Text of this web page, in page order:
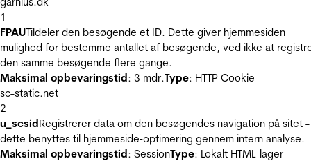
1
FPAUTildeler den besøgende et ID. Dette giver hjemmesiden
mulighed for bestemme antallet af besøgende, ved ikke at
den samme besøgende flere gange.
Maksimal opbevaringstid: 3 mdr.Type: HTTP Cookie
sc-static.net
2
u_scsidRegistrerer data om den besøgendes navigation på sitet -
dette benyttes til hjemmeside‐optimering gennem intern analyse.
Maksimal opbevaringstid: SessionType: Lokalt HTML-lager